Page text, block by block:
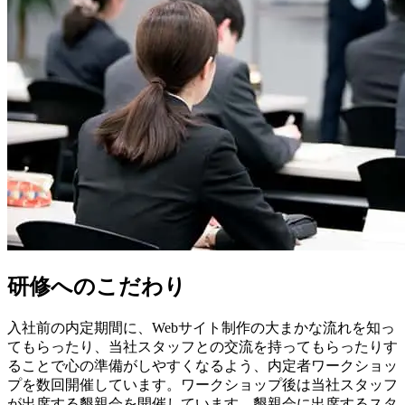
研修へのこだわり
入社前の内定期間に、Webサイト制作の大まかな流れを知っ
てもらったり、当社スタッフとの交流を持ってもらったりす
ることで心の準備がしやすくなるよう、内定者ワークショッ
プを数回開催しています。ワークショップ後は当社スタッフ